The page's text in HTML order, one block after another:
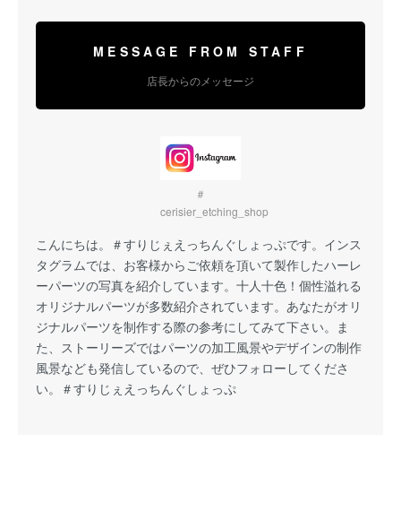
MESSAGE FROM STAFF
店長からのメッセージ
＃
cerisier_etching_shop
こんにちは。 ＃すりじぇえっちんぐしょっぷです。インス
タグラムでは、お客様からご依頼を頂いて製作したハーレ
ーパーツの写真を紹介しています。十人十色！個性溢れる
オリジナルパーツが多数紹介されています。あなたがオリ
ジナルパーツを制作する際の参考にしてみて下さい。ま
た、ストーリーズではパーツの加工風景やデザインの制作
風景なども発信しているので、ぜひフォローしてくださ
い。
＃すりじぇえっちんぐしょっぷ